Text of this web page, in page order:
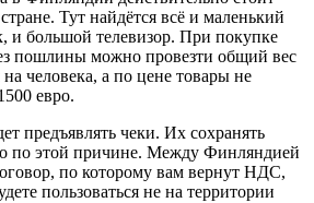
Тут найдётся всё и маленький
и большой телевизор. При покупке
пошлины можно провезти общий вес
человека, а по цене товары не
евро.
предъявлять чеки. Их сохранять
по этой причине. Между Финляндией
по которому вам вернут НДС,
пользоваться не на территории